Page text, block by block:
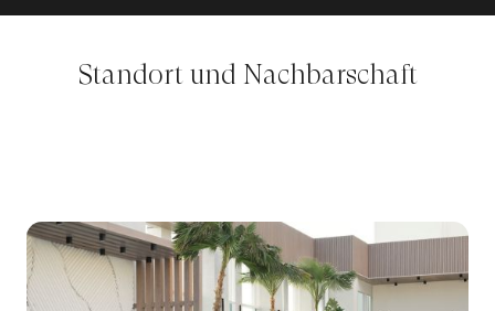
Standort und Nachbarschaft